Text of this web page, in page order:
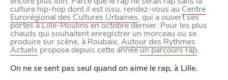
culture hip-hop dont il est issu, rendez-vous au Centre
Eurorégional des Cultures Urbaines, qui a ouvert ses
portes à Lille-Moulins en octobre dernier. Pour les plus
chauds qui souhaitent enregistrer un morceau ou se
produire sur scène, à Roubaix, Autour des Rythmes
Actuels propose depuis cette annéeun parcours rap.
On ne se sent pas seul quand on aime le rap, à Lille.